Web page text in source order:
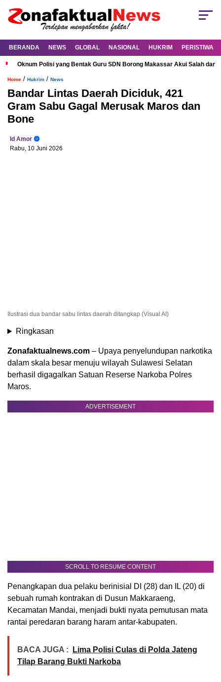
BERANDA NEWS GLOBAL NASIONAL HUKRIM PERISTIWA
Oknum Polisi yang Bentak Guru SDN Borong Makassar Akui Salah dan
Home / Hukrim / News
Bandar Lintas Daerah Diciduk, 421
Gram Sabu Gagal Merusak Maros dan
Bone
Id Amor
Rabu, 10 Juni 2026
Ilustrasi dua bandar sabu lintas daerah ditangkap (Visual AI)
Ringkasan
Zonafaktualnews.com – Upaya penyelundupan narkotika
dalam skala besar menuju wilayah Sulawesi Selatan
berhasil digagalkan Satuan Reserse Narkoba Polres
Maros.
ADVERTISEMENT
SCROLL TO RESUME CONTENT
Penangkapan dua pelaku berinisial DI (28) dan IL (20) di
sebuah rumah kontrakan di Dusun Makkaraeng,
Kecamatan Mandai, menjadi bukti nyata pemutusan mata
rantai peredaran barang haram antar-kabupaten.
BACA JUGA :
Lima Polisi Culas di Polda Jateng
Tilap Barang Bukti Narkoba